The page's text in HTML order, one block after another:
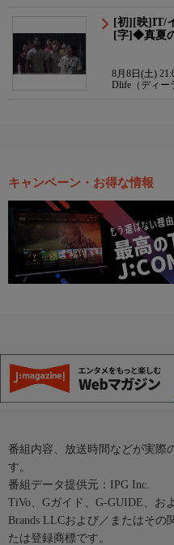
[初][映]IT/
[字]◆真夏
8月8日(土)
Dlife（ディー
キャンペーン・お得な情報
番組内容、放送時間などが実際
す。
番組データ提供元：IPG Inc.
TiVo、Gガイド、G-GUIDE、お
Brands LLCおよび／またはその
たは登録商標です。